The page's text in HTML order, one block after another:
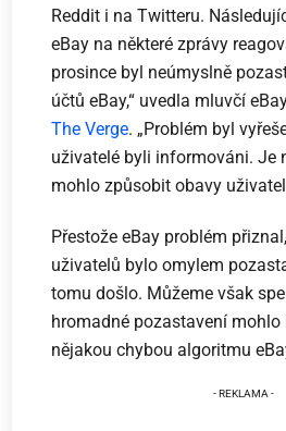
Reddit i na Twitteru.
eBay na některé zprávy
prosince byl neúmyslně
účtů eBay,“ uvedla mluvčí
The Verge. „Problém byl
uživatelé byli informováni. Je
mohlo způsobit obavy
Přestože eBay problém
uživatelů bylo omylem
tomu došlo. Můžeme však
hromadné pozastavení
nějakou chybou algoritmu